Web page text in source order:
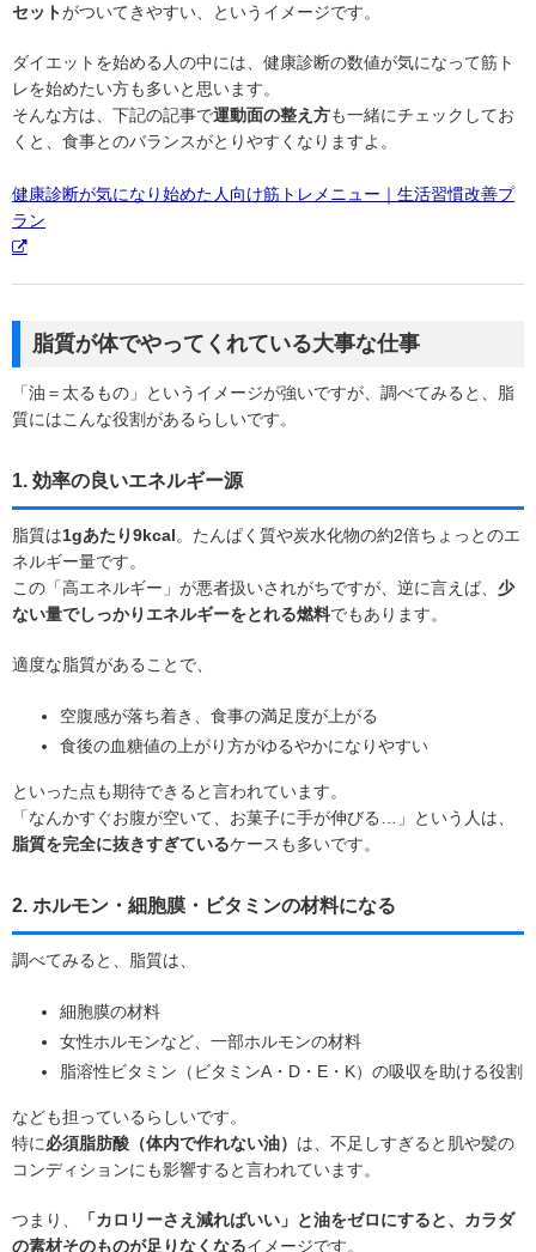
セットがついてきやすい、というイメージです。
ダイエットを始める人の中には、健康診断の数値が気になって筋ト
レを始めたい方も多いと思います。
そんな方は、下記の記事で運動面の整え方も一緒にチェックしてお
くと、食事とのバランスがとりやすくなりますよ。
健康診断が気になり始めた人向け筋トレメニュー｜生活習慣改善プ
ラン
脂質が体でやってくれている大事な仕事
「油＝太るもの」というイメージが強いですが、調べてみると、脂
質にはこんな役割があるらしいです。
1. 効率の良いエネルギー源
脂質は1gあたり9kcal。たんぱく質や炭水化物の約2倍ちょっとのエ
ネルギー量です。
この「高エネルギー」が悪者扱いされがちですが、逆に言えば、 少
ない量でしっかりエネルギーをとれる燃料でもあります。
適度な脂質があることで、
空腹感が落ち着き、食事の満足度が上がる
食後の血糖値の上がり方がゆるやかになりやすい
といった点も期待できると言われています。
「なんかすぐお腹が空いて、お菓子に手が伸びる…」という人は、
脂質を完全に抜きすぎているケースも多いです。
2. ホルモン・細胞膜・ビタミンの材料になる
調べてみると、脂質は、
細胞膜の材料
女性ホルモンなど、一部ホルモンの材料
脂溶性ビタミン（ビタミンA・D・E・K）の吸収を助ける役割
なども担っているらしいです。
特に必須脂肪酸（体内で作れない油） は、不足しすぎると肌や髪の
コンディションにも影響すると言われています。
つまり、
「カロリーさえ減ればいい」と油をゼロにすると、カラダ
の素材そのものが足りなくなるイメージです。